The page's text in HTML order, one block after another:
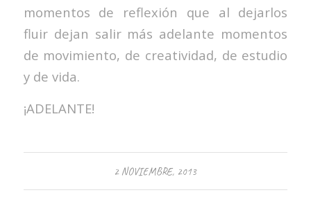
momentos de reflexión que al dejarlos
fluir dejan salir más adelante momentos
de movimiento, de creatividad, de estudio
y de vida.
¡ADELANTE!
2 NOVIEMBRE, 2013